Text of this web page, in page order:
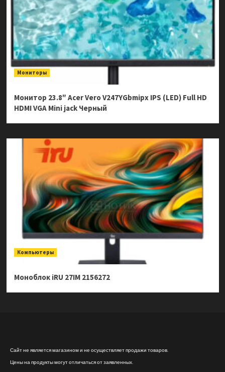
Мониторы
Монитор 23.8″ Acer Vero V247YGbmipx IPS (LED) Full HD
HDMI VGA Mini jack Черный
Компьютеры
Моноблок iRU 27IM 2156272
Сайт не является магазином и не осуществляет продажи товаров.
Цены на продукты могут отличаться от заявленных.